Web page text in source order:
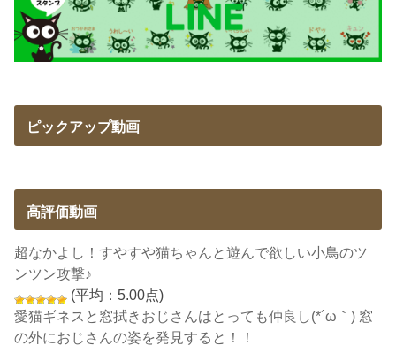
ピックアップ動画
高評価動画
超なかよし！すやすや猫ちゃんと遊んで欲しい小鳥のツ
ンツン攻撃♪
(平均：5.00点)
愛猫ギネスと窓拭きおじさんはとっても仲良し(*´ω｀) 窓
の外におじさんの姿を発見すると！！